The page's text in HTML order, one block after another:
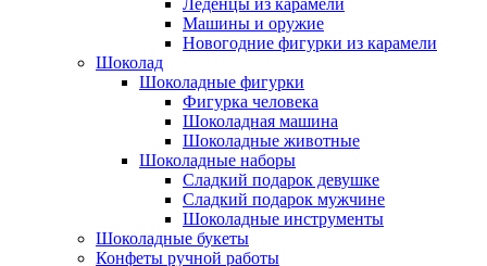
Леденцы из карамели
Машины и оружие
Новогодние фигурки из карамели
Шоколад
Шоколадные фигурки
Фигурка человека
Шоколадная машина
Шоколадные животные
Шоколадные наборы
Сладкий подарок девушке
Сладкий подарок мужчине
Шоколадные инструменты
Шоколадные букеты
Конфеты ручной работы